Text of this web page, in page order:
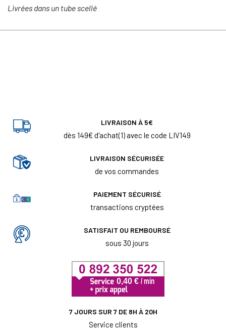
Livrées dans un tube scellé
LIVRAISON À 5€
dès 149€ d'achat(1) avec le code LIV149
LIVRAISON SÉCURISÉE
de vos commandes
PAIEMENT SÉCURISÉ
transactions cryptées
SATISFAIT OU REMBOURSÉ
sous 30 jours
7 JOURS SUR 7 DE 8H À 20H
Service clients